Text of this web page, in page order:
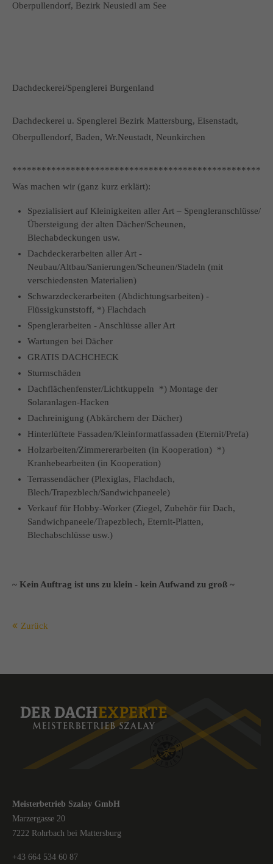
Oberpullendorf, Bezirk Neusiedl am See
Dachdeckerei/Spenglerei Burgenland
Dachdeckerei u. Spenglerei Bezirk Mattersburg, Eisenstadt,
Oberpullendorf, Baden, Wr.Neustadt, Neunkirchen
Was machen wir (ganz kurz erklärt):
Spezialisiert auf Kleinigkeiten aller Art – Spengleranschlüsse/
Übersteigung der alten Dächer/Scheunen,
Blechabdeckungen usw.
Dachdeckerarbeiten aller Art -
Neubau/Altbau/Sanierungen/Scheunen/Stadeln (mit
verschiedensten Materialien)
Schwarzdeckerarbeiten (Abdichtungsarbeiten) -
Flüssigkunststoff, *) Flachdach
Spenglerarbeiten - Anschlüsse aller Art
Wartungen bei Dächer
GRATIS DACHCHECK
Sturmschäden
Dachflächenfenster/Lichtkuppeln *) Montage der
Solaranlagen-Hacken
Dachreinigung (Abkärchern der Dächer)
Hinterlüftete Fassaden/Kleinformatfassaden (Eternit/Prefa)
Holzarbeiten/Zimmererarbeiten (in Kooperation) *)
Kranhebearbeiten (in Kooperation)
Terrassendächer (Plexiglas, Flachdach,
Blech/Trapezblech/Sandwichpaneele)
Verkauf für Hobby-Worker (Ziegel, Zubehör für Dach,
Sandwichpaneele/Trapezblech, Eternit-Platten,
Blechabschlüsse usw.)
~ Kein Auftrag ist uns zu klein - kein Aufwand zu groß ~
Zurück
Meisterbetrieb Szalay GmbH
Marzergasse 20
7222 Rohrbach bei Mattersburg
+43 664 534 60 87